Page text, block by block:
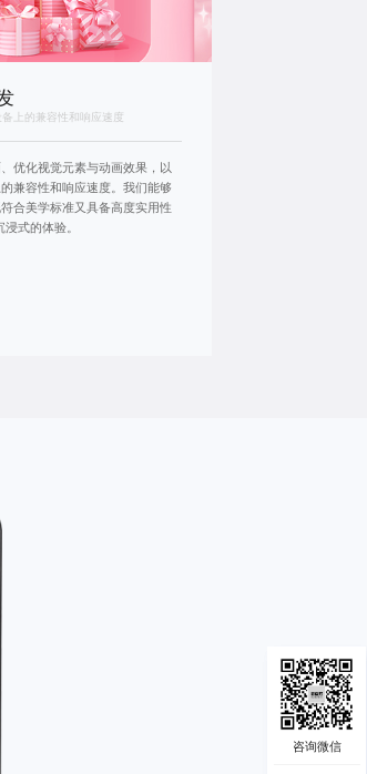
上的兼容性和响应速度
优化视觉元素与动画效果，以
兼容性和响应速度。我们能够
合美学标准又具备高度实用性
式的体验。